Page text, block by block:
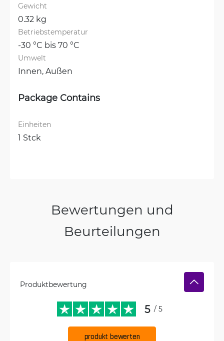
Gewicht
0.32 kg
Betriebstemperatur
-30 °C bis 70 °C
Umwelt
Innen, Außen
Package Contains
Einheiten
1 Stck
Bewertungen und
Beurteilungen
Produktbewertung
5 / 5
produkt bewerten